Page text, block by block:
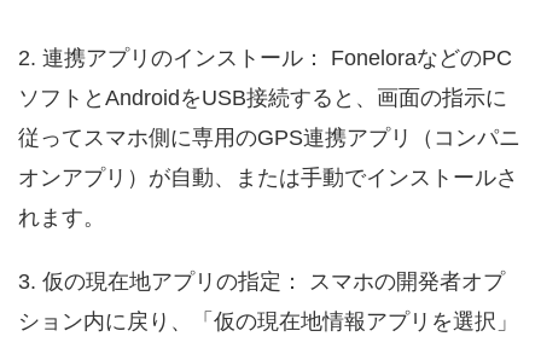
2. 連携アプリのインストール： FoneloraなどのPC
ソフトとAndroidをUSB接続すると、画面の指示に
従ってスマホ側に専用のGPS連携アプリ（コンパニ
オンアプリ）が自動、または手動でインストールさ
れます。
3. 仮の現在地アプリの指定： スマホの開発者オプ
ション内に戻り、「仮の現在地情報アプリを選択」